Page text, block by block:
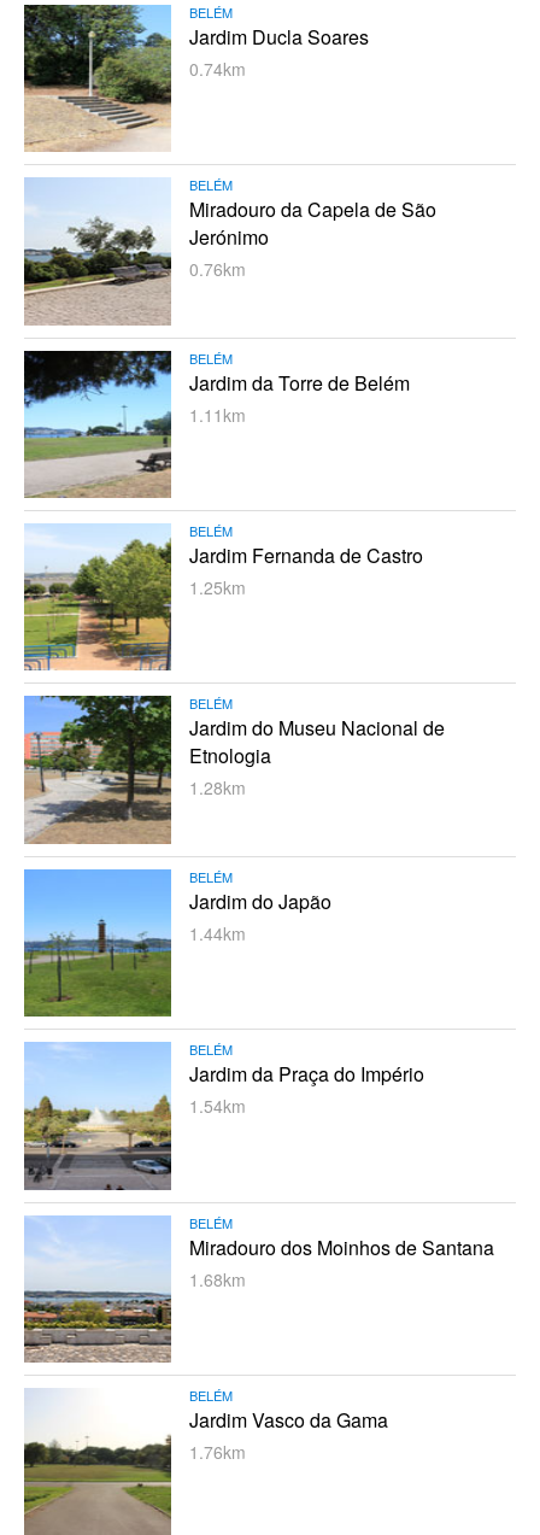
BELÉM
Jardim Ducla Soares
0.74km
BELÉM
Miradouro da Capela de São
Jerónimo
0.76km
BELÉM
Jardim da Torre de Belém
1.11km
BELÉM
Jardim Fernanda de Castro
1.25km
BELÉM
Jardim do Museu Nacional de
Etnologia
1.28km
BELÉM
Jardim do Japão
1.44km
BELÉM
Jardim da Praça do Império
1.54km
BELÉM
Miradouro dos Moinhos de Santana
1.68km
BELÉM
Jardim Vasco da Gama
1.76km